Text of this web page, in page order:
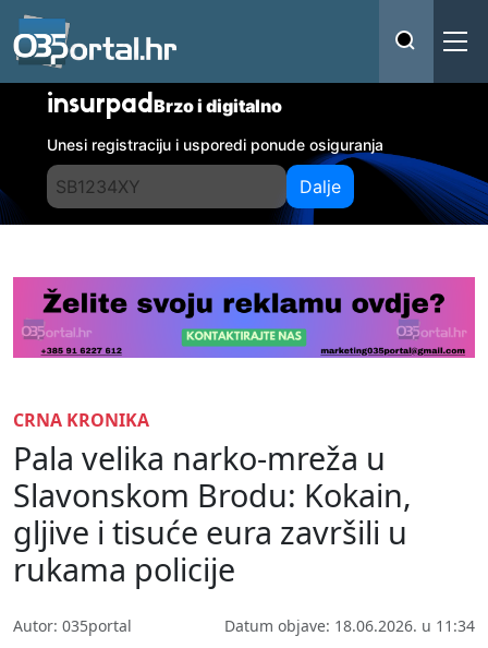
insurpadBrzo i digitalno
Unesi registraciju i usporedi ponude osiguranja
Dalje
CRNA KRONIKA
Pala velika narko-mreža u
Slavonskom Brodu: Kokain,
gljive i tisuće eura završili u
rukama policije
Autor: 035portal Datum objave: 18.06.2026. u 11:34